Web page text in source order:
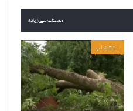
مصنف سے زیادہ
انتخاب